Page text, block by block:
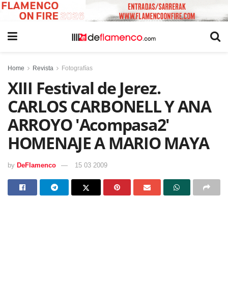
Home Revista Fotografías
XIII Festival de Jerez.
CARLOS CARBONELL Y ANA
ARROYO 'Acompasa2'
HOMENAJE A MARIO MAYA
by DeFlamenco 15 03 2009